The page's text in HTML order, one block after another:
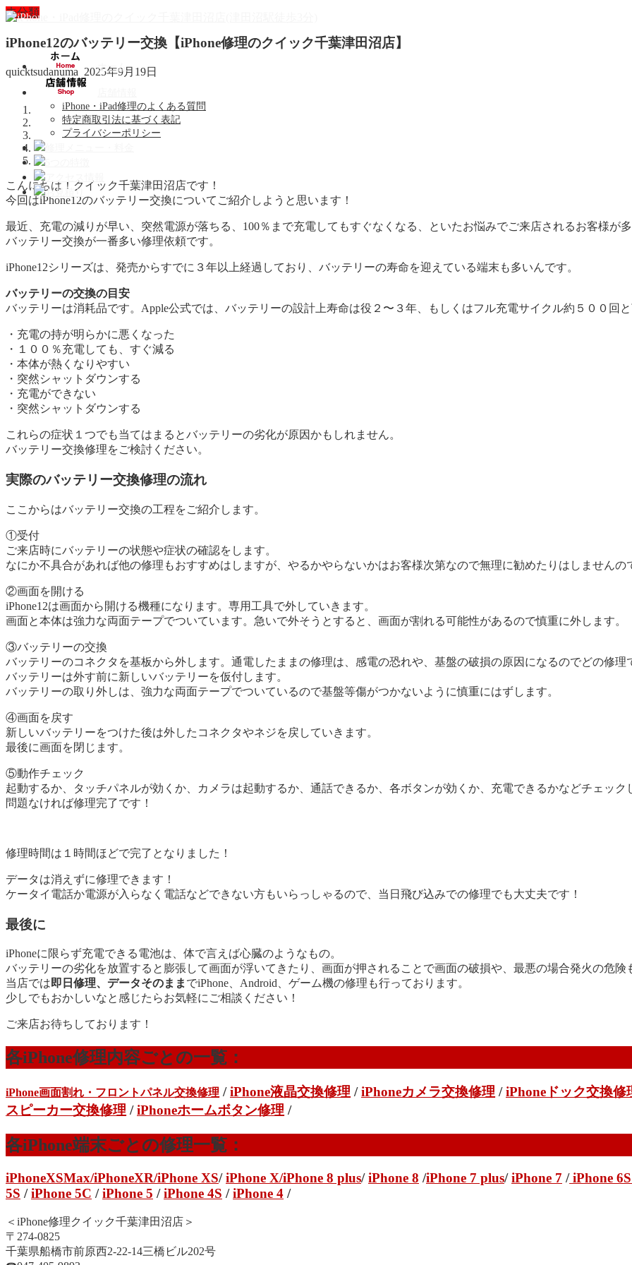
ホーム
iPhone・iPad修理のよくある質問
特定商取引法に基づく表記
プライバシーポリシー
お見積り
未分類
iPhone12のバッテリー交換【iPhone修理のクイック千葉津田沼店】
quicktsudanuma 2025年9月19日
こんにちは！クイック千葉津田沼店です！
今回はiPhone12のバッテリー交換についてご紹介しようと思います！
最近、充電の減りが早い、突然電源が落ちる、100％まで充電してもすぐなくなる、といたお悩みでご来店されるお客様が多
バッテリー交換が一番多い修理依頼です。
iPhone12シリーズは、発売からすでに３年以上経過しており、バッテリーの寿命を迎えている端末も多いんです。
バッテリーの交換の目安
バッテリーは消耗品です。Apple公式では、バッテリーの設計上寿命は役２〜３年、もしくはフル充電サイクル約５００回と
・充電の持が明らかに悪くなった
・１００％充電しても、すぐ減る
・本体が熱くなりやすい
・突然シャットダウンする
・充電ができない
・突然シャットダウンする
これらの症状１つでも当てはまるとバッテリーの劣化が原因かもしれません。
バッテリー交換修理をご検討ください。
実際のバッテリー交換修理の流れ
ここからはバッテリー交換の工程をご紹介します。
①受付
ご来店時にバッテリーの状態や症状の確認をします。
なにか不具合があれば他の修理もおすすめはしますが、やるかやらないかはお客様次第なので無理に勧めたりはしませんの
②画面を開ける
iPhone12は画面から開ける機種になります。専用工具で外していきます。
画面と本体は強力な両面テープでついています。急いで外そうとすると、画面が割れる可能性があるので慎重に外します。
③バッテリーの交換
バッテリーのコネクタを基板から外します。通電したままの修理は、感電の恐れや、基盤の破損の原因になるのでどの修理
バッテリーは外す前に新しいバッテリーを仮付します。
バッテリーの取り外しは、強力な両面テープでついているので基盤等傷がつかないように慎重にはずします。
④画面を戻す
新しいバッテリーをつけた後は外したコネクタやネジを戻していきます。
最後に画面を閉じます。
⑤動作チェック
起動するか、タッチパネルが効くか、カメラは起動するか、通話できるか、各ボタンが効くか、充電できるかなどチェック
問題なければ修理完了です！
修理時間は１時間ほどで完了となりました！
データは消えずに修理できます！
ケータイ電話か電源が入らなく電話などできない方もいらっしゃるので、当日飛び込みでの修理でも大丈夫です！
最後に
iPhoneに限らず充電できる電池は、体で言えば心臓のようなもの。
バッテリーの劣化を放置すると膨張して画面が浮いてきたり、画面が押されることで画面の破損や、最悪の場合発火の危
当店では 即日修理、データそのまま でiPhone、Android、ゲーム機の修理も行っております。
少しでもおかしいなと感じたらお気軽にご相談ください！
ご来店お待ちしております！
各iPhone修理内容ごとの一覧：
iPhone画面割れ・フロントパネル交換修理 /iPhone液晶交換修理 /iPhoneカメラ交換修理 /iPhoneドック交換修
スピーカー交換修理 /iPhoneホームボタン修理 /
各iPhone端末ごとの修理一覧：
iPhoneXSMax/iPhoneXR/iPhone XS/iPhone X/iPhone 8 plus/iPhone 8 /iPhone 7 plus/iPhone 7 /iPhone
5S /iPhone 5C /iPhone 5 /iPhone 4S /iPhone 4 /
＜iPhone修理クイック千葉津田沼店＞
〒274-0825
千葉県船橋市前原西2-22-14三橋ビル202号